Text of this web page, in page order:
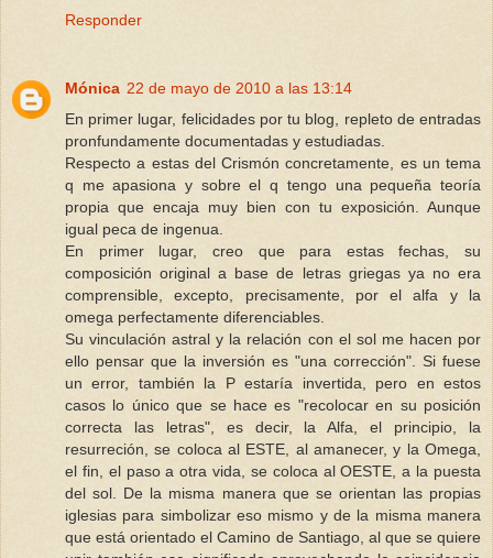
Responder
Mónica 22 de mayo de 2010 a las 13:14
En primer lugar, felicidades por tu blog, repleto de entradas
pronfundamente documentadas y estudiadas.
Respecto a estas del Crismón concretamente, es un tema
q me apasiona y sobre el q tengo una pequeña teoría
propia que encaja muy bien con tu exposición. Aunque
igual peca de ingenua.
En primer lugar, creo que para estas fechas, su
composición original a base de letras griegas ya no era
comprensible, excepto, precisamente, por el alfa y la
omega perfectamente diferenciables.
Su vinculación astral y la relación con el sol me hacen por
ello pensar que la inversión es "una corrección". Si fuese
un error, también la P estaría invertida, pero en estos
casos lo único que se hace es "recolocar en su posición
correcta las letras", es decir, la Alfa, el principio, la
resurreción, se coloca al ESTE, al amanecer, y la Omega,
el fin, el paso a otra vida, se coloca al OESTE, a la puesta
del sol. De la misma manera que se orientan las propias
iglesias para simbolizar eso mismo y de la misma manera
que está orientado el Camino de Santiago, al que se quiere